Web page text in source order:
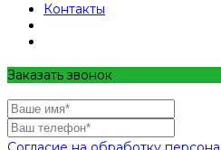
Контакты
Заказать звонок